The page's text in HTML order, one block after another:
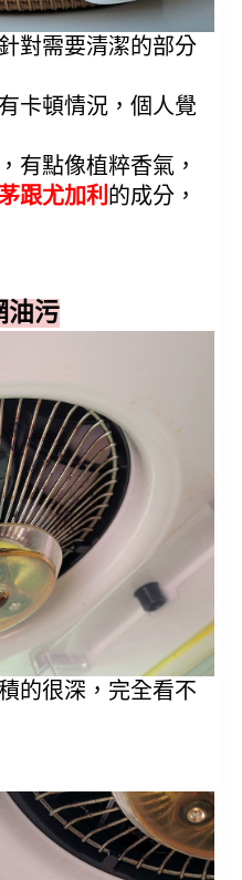
對需要清潔的部分
卡頓情況，個人覺
有點像植粹香氣，
跟尤加利的成分，
油污
的很深，完全看不